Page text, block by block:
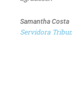
Samantha Costa
Servidora